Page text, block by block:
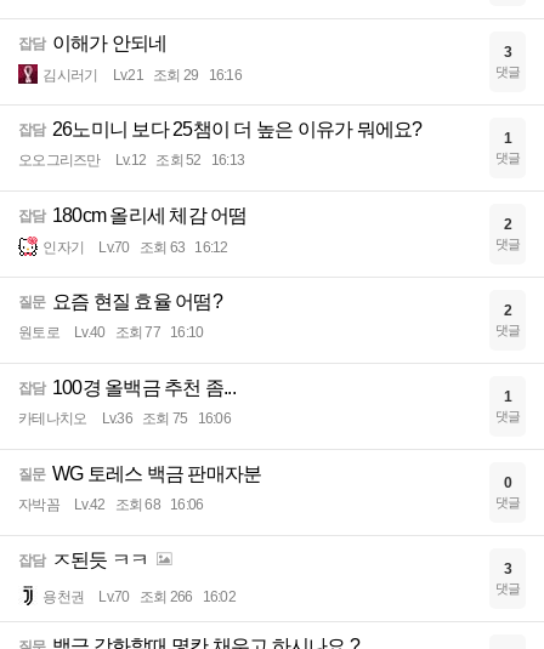
잡담 이해가 안되네
김시러기 Lv.21 조회 29 16:16
3
댓글
잡담 26노미니 보다 25챔이 더 높은 이유가 뭐에요?
오오그리즈만 Lv.12 조회 52 16:13
1
댓글
잡담 180cm 올리세 체감 어떰
인자기 Lv.70 조회 63 16:12
2
댓글
질문 요즘 현질 효율 어떰?
원토로 Lv.40 조회 77 16:10
2
댓글
잡담 100경 올백금 추천 좀...
카테나치오 Lv.36 조회 75 16:06
1
댓글
질문 WG 토레스 백금 판매자분
자박꼼 Lv.42 조회 68 16:06
0
댓글
잡담 ㅈ된듯 ㅋㅋ
용천권 Lv.70 조회 266 16:02
3
댓글